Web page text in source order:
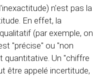
n'est pas la
En effet, la
(par exemple, on
"précise" ou "non
quantitative. Un "chiffre
être appelé incertitude,